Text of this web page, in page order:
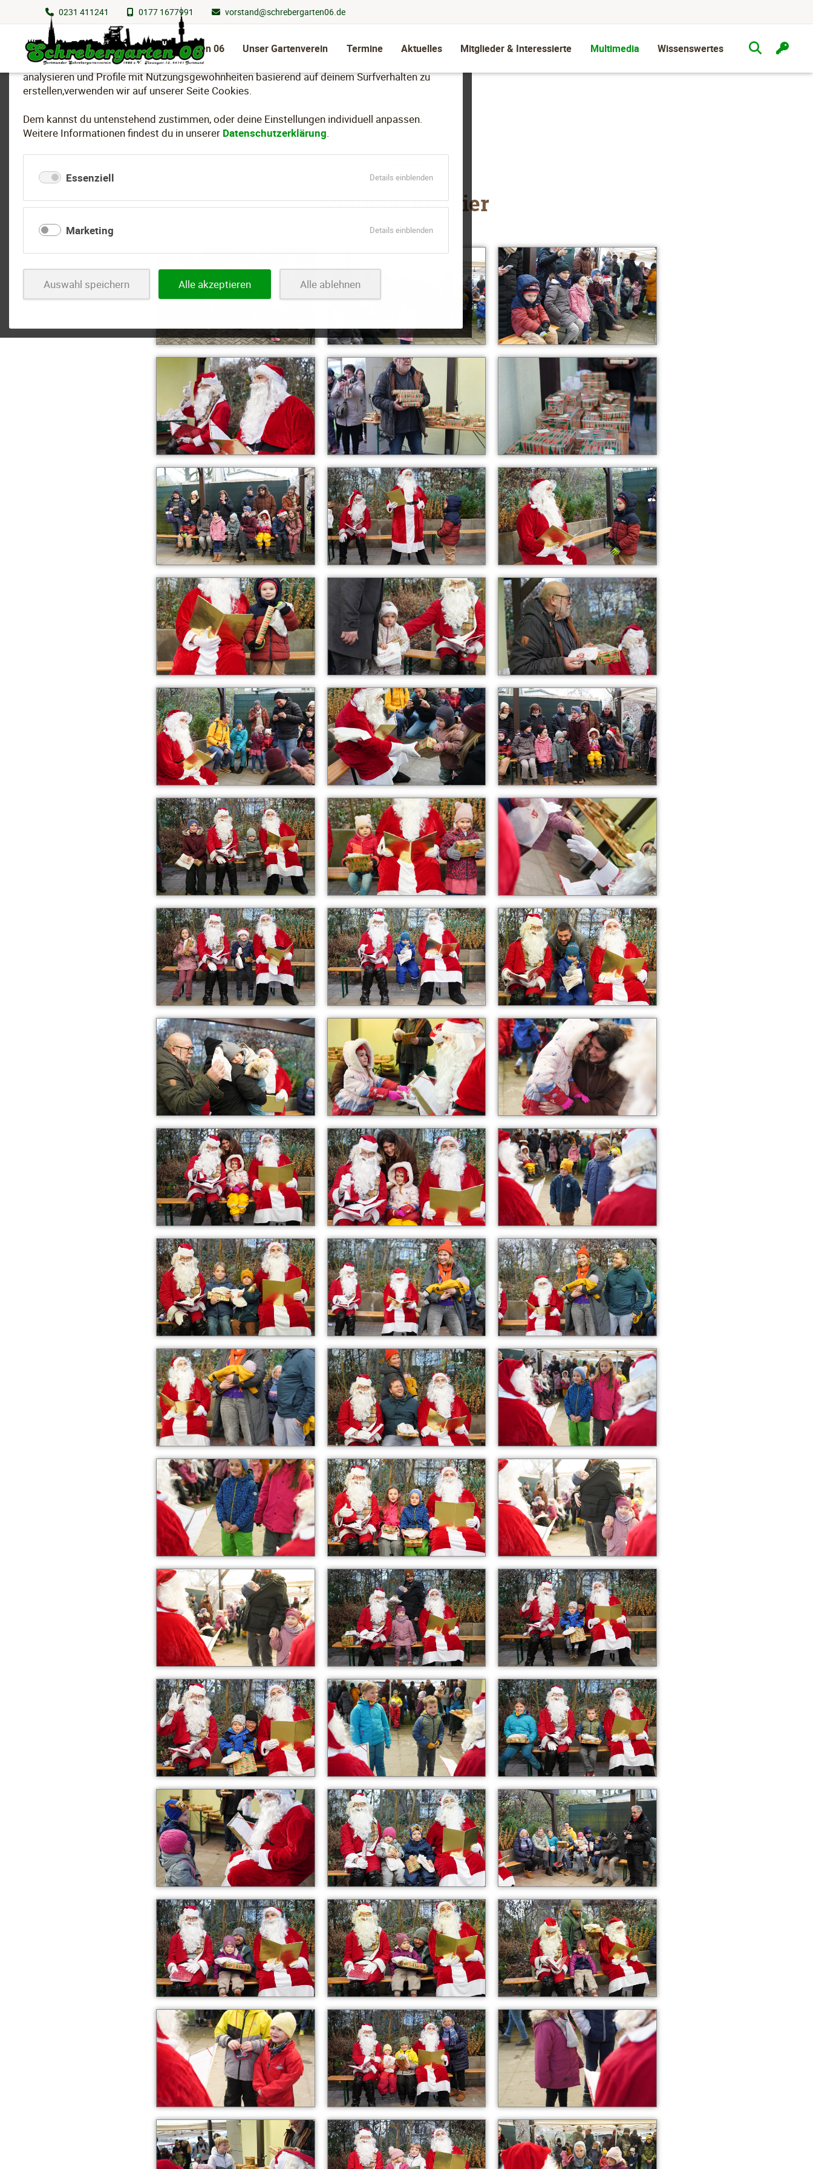
Wir nutzen Cookies
Um essenzielle Funktionen dieser Webseite bereitzustellen, dein Nutzungsverhalten zu
analysieren und Profile mit Nutzungsgewohnheiten basierend auf deinem Surfverhalten zu
erstellen,verwenden wir auf unserer Seite Cookies.
Dem kannst du untenstehend zustimmen, oder deine Einstellungen individuell anpassen.
Weitere Informationen findest du in unserer Datenschutzerklärung.
Essenziell Details einblendenfür
Marketing Details einblendenfür
Auswahl speichern Alle akzeptieren Alle ablehnen
0231 411241 0177 1677991 vorstand@schrebergarten06.de
Schrebergarten 06 Unser Gartenverein Termine Aktuelles Mitglieder & Interessierte Multimedia Wissenswertes
Navigation
überspringen
2024
Weihnachtsfeier